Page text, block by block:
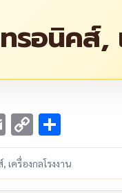
รอนิคส์,
Email
Copy
Link
ครื่องกลโรงงาน